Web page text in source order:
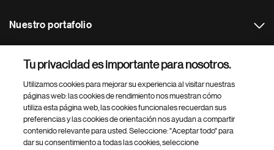
Nuestro portafolio
Footer Site Search
Tu privacidad es importante para nosotros.
Utilizamos cookies para mejorar su experiencia al visitar nuestras
páginas web: las cookies de rendimiento nos muestran cómo
utiliza esta página web, las cookies funcionales recuerdan sus
preferencias y las cookies de orientación nos ayudan a compartir
contenido relevante para usted. Seleccione: "Aceptar todo" para
dar su consentimiento a todas las cookies, seleccione